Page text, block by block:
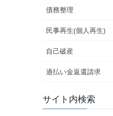
債務整理
民事再生(個人再生)
自己破産
過払い金返還請求
サイト内検索